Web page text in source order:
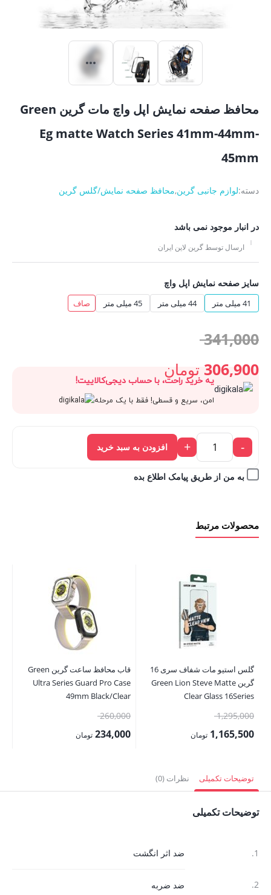
محافظ صفحه نمایش اپل واچ مات گرین Green
Eg matte Watch Series 41mm-44mm-
45mm
دسته:لوازم جانبی گرین,محافظ صفحه نمایش/گلس گرین
در انبار موجود نمی باشد
ارسال توسط گرین لاین ایران
سایز صفحه نمایش اپل واچ
41 میلی متر 44 میلی متر 45 میلی متر صاف
341,000
اصلی:
341,000 تومان
بود.
306,900 تومان
قیمت
فعلی:
306,900 تومان.
یه خرید راحت، با حساب دیجی‌کالاییت!
امن، سریع و قسطی! فقط با یک مرحله
-
+ افزودن به سبد خرید
به من از طریق پیامک اطلاع بده
محصولات مرتبط
گلس استیو مات شفاف سری 16
گرین Green Lion Steve Matte
Clear Glass 16Series
1,295,000قیمت
اصلی:1,165,500 تومان
1,165,500 تومان.
قاب محافظ ساعت گرین Green
Ultra Series Guard Pro Case
49mm Black/Clear
260,000قیمت
اصلی:234,000 تومان
توضیحات تکمیلی نظرات (0)
توضیحات تکمیلی
1. ضد اثر انگشت
2. ضد ضربه